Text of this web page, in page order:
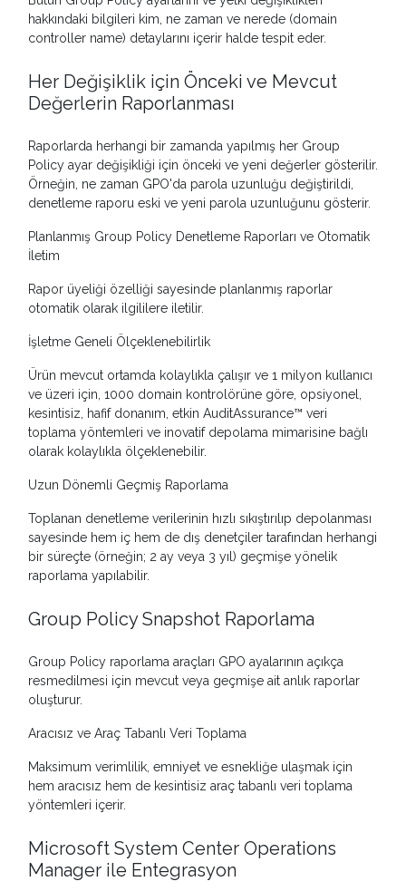
hakkındaki bilgileri kim, ne zaman ve nerede (domain
controller name) detaylarını içerir halde tespit eder.
Her Değişiklik için Önceki ve Mevcut
Değerlerin Raporlanması
Raporlarda herhangi bir zamanda yapılmış her Group
Policy ayar değişikliği için önceki ve yeni değerler gösterilir.
Örneğin, ne zaman GPO'da parola uzunluğu değiştirildi,
denetleme raporu eski ve yeni parola uzunluğunu gösterir.
Planlanmış Group Policy Denetleme Raporları ve Otomatik
İletim
Rapor üyeliği özelliği sayesinde planlanmış raporlar
otomatik olarak ilgililere iletilir.
İşletme Geneli Ölçeklenebilirlik
Ürün mevcut ortamda kolaylıkla çalışır ve 1 milyon kullanıcı
ve üzeri için, 1000 domain kontrolörüne göre, opsiyonel,
kesintisiz, hafif donanım, etkin AuditAssurance™ veri
toplama yöntemleri ve inovatif depolama mimarisine bağlı
olarak kolaylıkla ölçeklenebilir.
Uzun Dönemli Geçmiş Raporlama
Toplanan denetleme verilerinin hızlı sıkıştırılıp depolanması
sayesinde hem iç hem de dış denetçiler tarafından herhangi
bir süreçte (örneğin; 2 ay veya 3 yıl) geçmişe yönelik
raporlama yapılabilir.
Group Policy Snapshot Raporlama
Group Policy raporlama araçları GPO ayalarının açıkça
resmedilmesi için mevcut veya geçmişe ait anlık raporlar
oluşturur.
Aracısız ve Araç Tabanlı Veri Toplama
Maksimum verimlilik, emniyet ve esnekliğe ulaşmak için
hem aracısız hem de kesintisiz araç tabanlı veri toplama
yöntemleri içerir.
Microsoft System Center Operations
Manager ile Entegrasyon